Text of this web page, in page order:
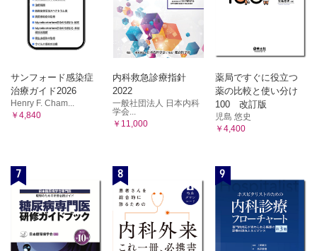
サンフォード感染症
治療ガイド2026
Henry F. Cham...
￥4,840
内科救急診療指針
2022
一般社団法人 日本内科
学会...
￥11,000
薬局ですぐに役立つ
薬の比較と使い分け
100 改訂版
児島 悠史
￥4,400
7 8 9